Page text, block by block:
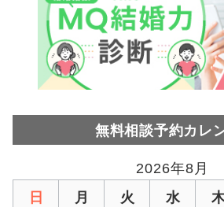
無料相談予約カレ
2026年8月
日
月 火 水